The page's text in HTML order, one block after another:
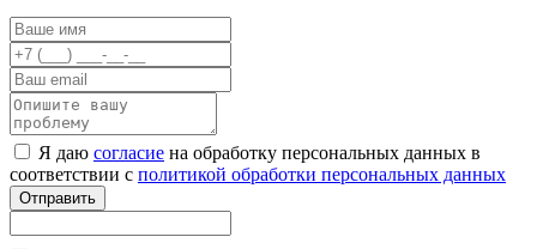
Я даю согласие на обработку персональных данных в
соответствии с политикой обработки персональных данных
Отправить